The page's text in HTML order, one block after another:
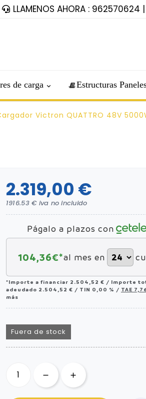
LLAMENOS AHORA :
de carga Estructuras
Victron QUATTRO 48V
2.319,00 €
1916.53 € iva no incluido
Págalo a plazos con
104,36€*al mes en
*Importe a financiar 2.504,52 € / Importe
adeudado 2.504,52 € / TIN 0,00 % / TAE
más
Fuera de stock